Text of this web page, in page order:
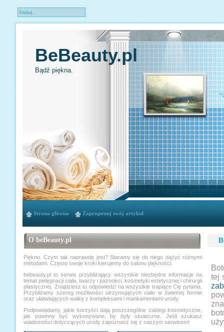
BeBeauty.pl
Bądź piękna.
Strona główna Zaproponuj swój artykuł
O beBeauty.pl
Piękno. Czym tak naprawdę jest? Staramy się do niego dążyć różnymi
metodami. Często swoje kroki kierujemy do salonu piękności.
bebeauty.pl to serwis przybliżający wszystkie niezbędne informacje na
temat pielęgnacji ciała, twarzy i paznokci, kosmetyki estetycznej i chirurgii
plastycznej. Znajdziesz tu odpowiedzi na wszystkie trapiące Cię pytania.
Przybliżamy szereg możliwości utrzymujących ciało w świetnej formie
oraz ułatwiających walkę z kompleksami i mankamentami urody.
Podpowiadamy, jakie korzyści dają poszczególne zabiegi kosmetyczne,
jak powinny być wykonywane, by były skuteczne. Jeśli szukasz
wiadomości dotyczących urody zapoznasz się z naszym serwisem!
tej